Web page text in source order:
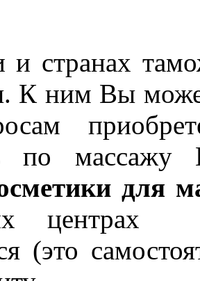
и странах
К ним Вы
по
для
центрах
(это